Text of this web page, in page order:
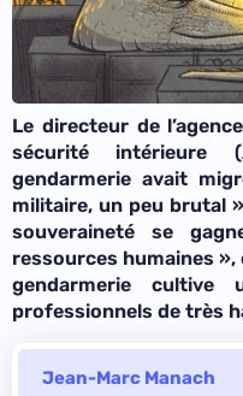
Le directeur de
sécurité intérieure
gendarmerie avait
militaire, un peu brutal
souveraineté se
ressources humaines
gendarmerie
professionnels de très
Jean-Marc Manach